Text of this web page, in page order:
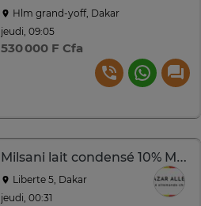
Hlm grand-yoff, Dakar
jeudi, 09:05
530 000 F Cfa
Milsani lait condensé 10% MG 340 ml
Liberte 5, Dakar
jeudi, 00:31